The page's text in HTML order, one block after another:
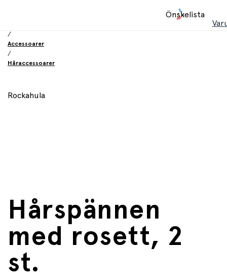
Önskelista
/
Accessoarer
/
Håraccessoarer
Rockahula
Hårspännen
med rosett, 2
st.